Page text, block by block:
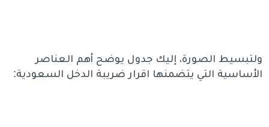
ولتبسيط الصورة، إليك جدول يوضح أهم العناصر
الأساسية التي يتضمنها اقرار ضريبة الدخل السعودية: